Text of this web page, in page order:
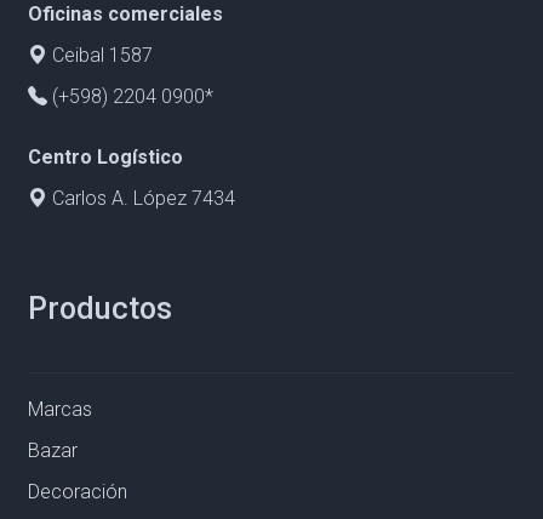
Oficinas comerciales
Ceibal 1587
(+598) 2204 0900*
Centro Logístico
Carlos A. López 7434
Productos
Marcas
Bazar
Decoración